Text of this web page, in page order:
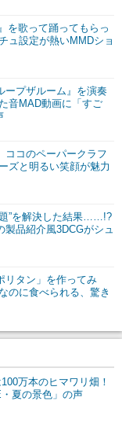
を歌って踊ってもらっ
ュ設定が熱いMMDショ
ープザルーム』を演奏
音MAD動画に「すご
ココのペーパークラフ
ズと明るい笑顔が魅力
”を解決した結果……!?
品紹介風3DCGがシュ
リタン」を作ってみ
のに食べられる、驚き
万本のヒマワリ畑！
夏の景色」の声